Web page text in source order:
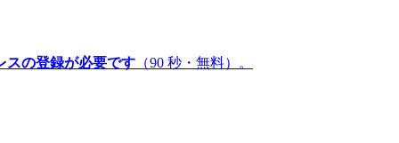
スの登録が必要です （90 秒・無料）。